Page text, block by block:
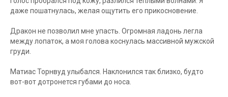
даже пошатнулась, желая ощутить его прикосновение.
Дракон не позволил мне упасть. Огромная ладонь легла
между лопаток, а моя голова коснулась массивной мужской
груди.
Матиас Торнвуд улыбался. Наклонился так близко, будто
вот-вот дотронется губами до носа.